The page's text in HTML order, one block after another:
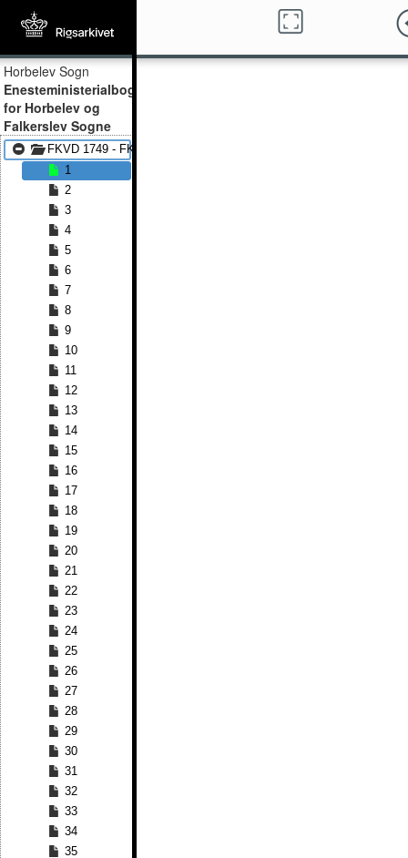
Horbelev Sogn
Enesteministerialbog
for Horbelev og
Falkerslev Sogne
FKVD 1749 - FKVD 1843
1
2
3
4
5
6
7
8
9
10
11
12
13
14
15
16
17
18
19
20
21
22
23
24
25
26
27
28
29
30
31
32
33
34
35